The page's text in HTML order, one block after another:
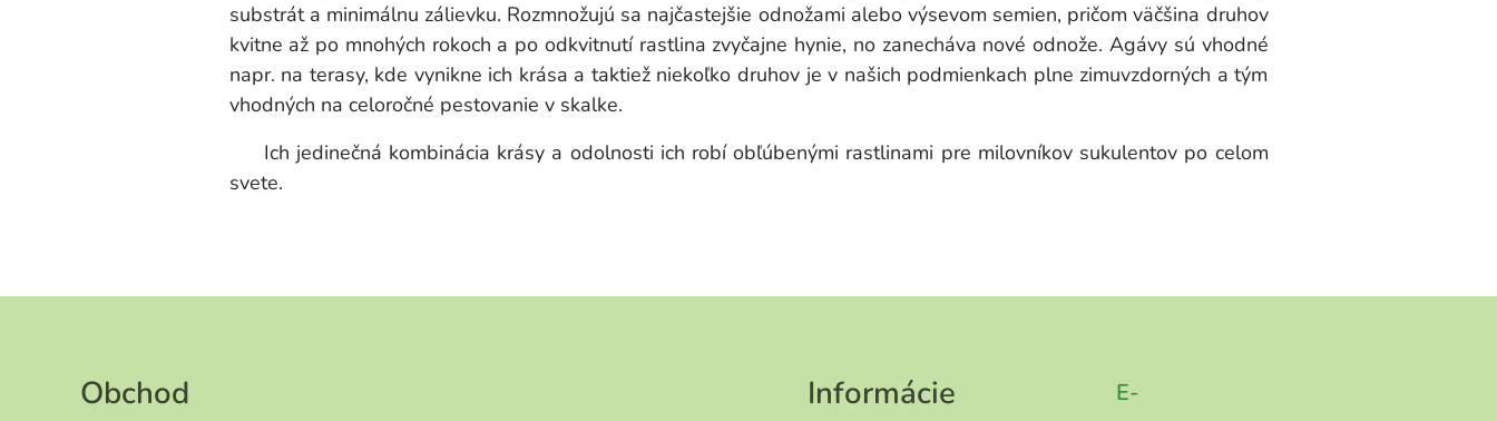
substrát a minimálnu zálievku. Rozmnožujú sa najčastejšie odnožami alebo výsevom semien, pričom väčšina druhov
kvitne až po mnohých rokoch a po odkvitnutí rastlina zvyčajne hynie, no zanecháva nové odnože. Agávy sú vhodné
napr. na terasy, kde vynikne ich krása a taktiež niekoľko druhov je v našich podmienkach plne zimuvzdorných a tým
vhodných na celoročné pestovanie v skalke.
Ich jedinečná kombinácia krásy a odolnosti ich robí obľúbenými rastlinami pre milovníkov sukulentov po celom
svete.
Obchod Informácie
E-